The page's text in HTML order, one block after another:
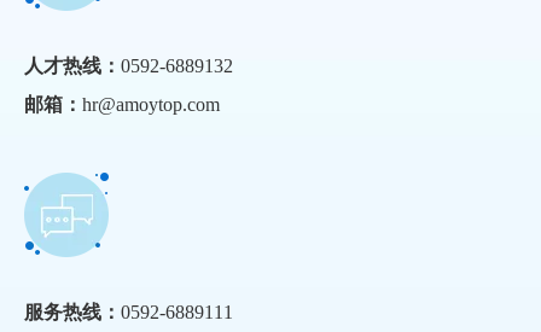
人才热线： 0592-6889132
邮箱： hr@amoytop.com
服务热线： 0592-6889111